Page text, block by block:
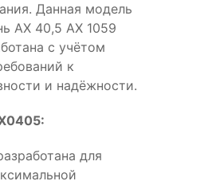
Данная модель
AX 40,5 AX 1059
с учётом
к
и надёжности.
для